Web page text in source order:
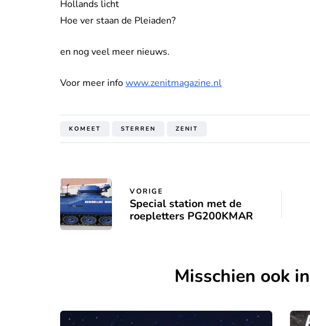
Hollands licht
Hoe ver staan de Pleiaden?
en nog veel meer nieuws.
Voor meer infowww.zenitmagazine.nl
KOMEET STERREN ZENIT
VORIGE
Special station met de
roepletters PG200KMAR
Misschien ook